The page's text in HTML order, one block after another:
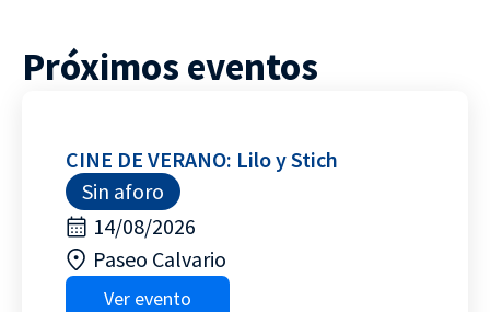
Próximos eventos
CINE DE VERANO: Lilo y Stich
Sin aforo
14/08/2026
Paseo Calvario
Ver evento